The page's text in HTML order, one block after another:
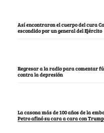
Así encontraron el cuerpo del cura
escondido por un general del Ejército
Regresar a la radio para comentar
contra la depresión
La casona más de 100 años de la
Petro afinó su cara a cara con Trump